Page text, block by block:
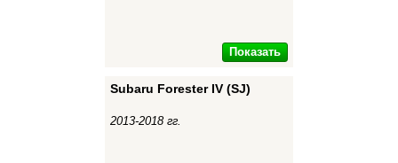
Показать
Subaru Forester IV (SJ)
2013-2018 гг.